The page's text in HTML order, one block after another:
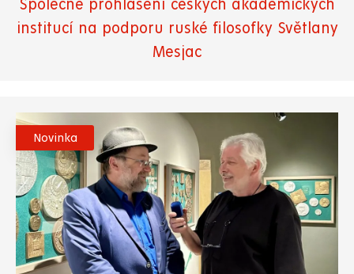
Společné prohlášení českých akademických
institucí na podporu ruské filosofky Světlany
Mesjac
Novinka